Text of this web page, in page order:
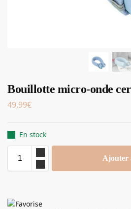
Bouillotte micro-onde
49,99€
En stock
Ajouter